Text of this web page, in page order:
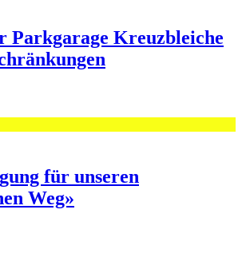
Parkgarage Kreuzbleiche
für unseren
Weg»